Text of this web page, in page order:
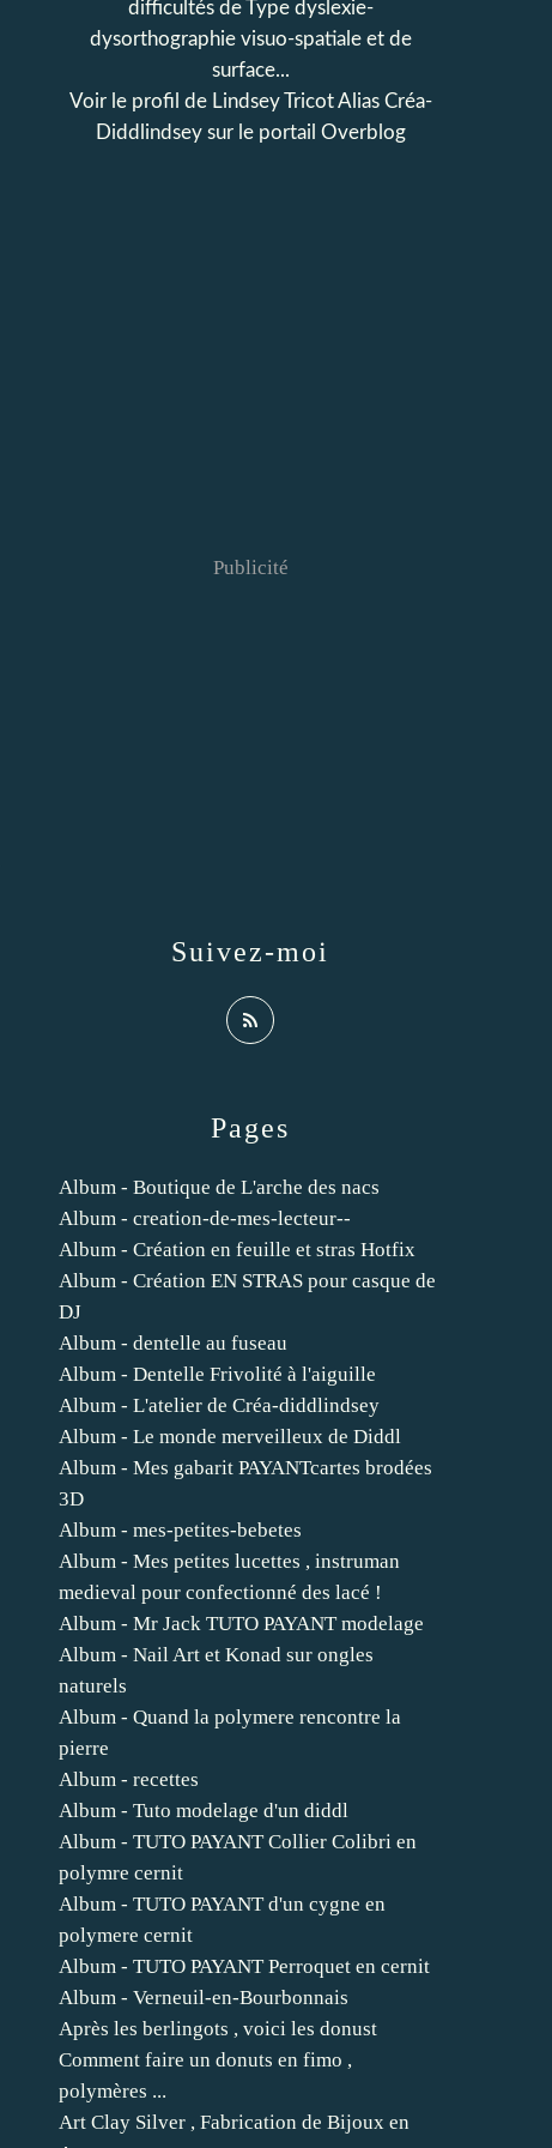
Pages
Album - Boutique de L'arche des nacs
Album - creation-de-mes-lecteur--
Album - Création en feuille et stras Hotfix
Album - Création EN STRAS pour casque de
DJ
Album - dentelle au fuseau
Album - Dentelle Frivolité à l'aiguille
Album - L'atelier de Créa-diddlindsey
Album - Le monde merveilleux de Diddl
Album - Mes gabarit PAYANTcartes brodées
3D
Album - mes-petites-bebetes
Album - Mes petites lucettes , instruman
medieval pour confectionné des lacé !
Album - Mr Jack TUTO PAYANT modelage
Album - Nail Art et Konad sur ongles
naturels
Album - Quand la polymere rencontre la
pierre
Album - recettes
Album - Tuto modelage d'un diddl
Album - TUTO PAYANT Collier Colibri en
polymre cernit
Album - TUTO PAYANT d'un cygne en
polymere cernit
Album - TUTO PAYANT Perroquet en cernit
Album - Verneuil-en-Bourbonnais
Après les berlingots , voici les donust
Comment faire un donuts en fimo ,
polymères ...
Art Clay Silver , Fabrication de Bijoux en
difficultés de Type dyslexie-
dysorthographie visuo-spatiale et de
surface...
Voir le profil de Lindsey Tricot Alias Créa-
Diddlindsey sur le portail Overblog
Suivez-moi
Publicité